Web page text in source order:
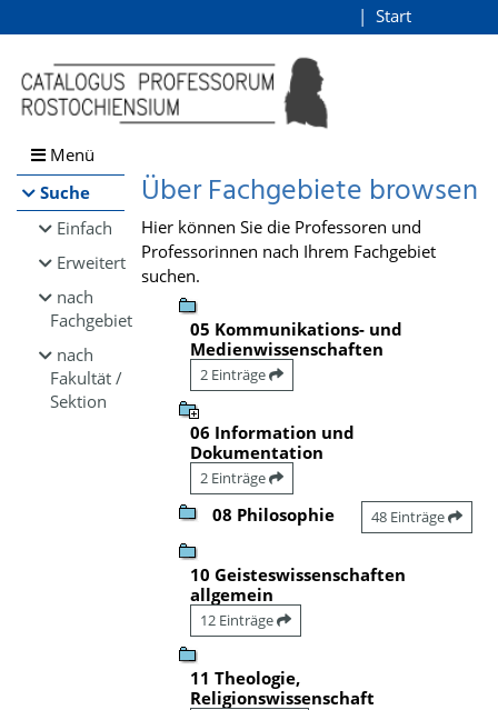
Browsen
direkt zum Inhalt
Start
Menü
Suche
Einfach
Erweitert
nach
Fachgebiet
nach
Fakultät /
Sektion
Über Fachgebiete browsen
Hier können Sie die Professoren und
Professorinnen nach Ihrem Fachgebiet
suchen.
05 Kommunikations- und
Medienwissenschaften
2 Einträge
06 Information und
Dokumentation
2 Einträge
08 Philosophie 48 Einträge
10 Geisteswissenschaften
allgemein
12 Einträge
11 Theologie,
Religionswissenschaft